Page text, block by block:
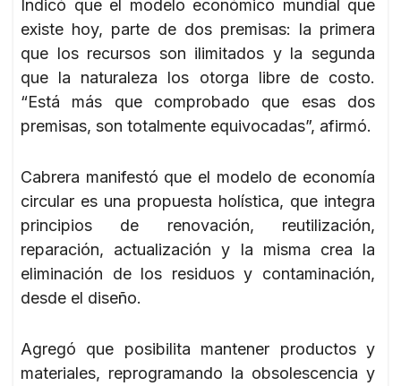
Indicó que el modelo económico mundial que
existe hoy, parte de dos premisas: la primera
que los recursos son ilimitados y la segunda
que la naturaleza los otorga libre de costo.
“Está más que comprobado que esas dos
premisas, son totalmente equivocadas”, afirmó.
Cabrera manifestó que el modelo de economía
circular es una propuesta holística, que integra
principios de renovación, reutilización,
reparación, actualización y la misma crea la
eliminación de los residuos y contaminación,
desde el diseño.
Agregó que posibilita mantener productos y
materiales, reprogramando la obsolescencia y